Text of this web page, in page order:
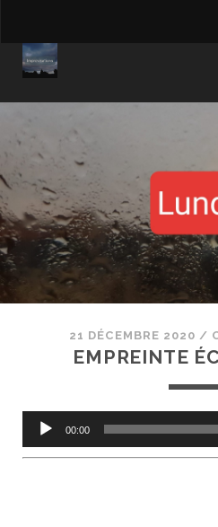
21 DÉCEMBRE 2020 /
EMPREINTE
Lecteur
00:00